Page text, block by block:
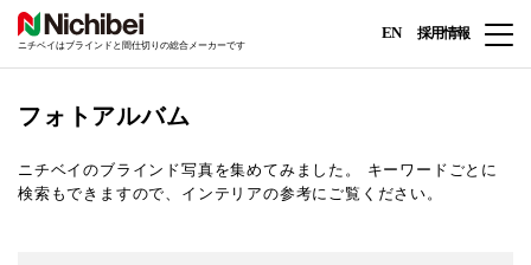
ニチベイはブラインドと間仕切りの総合メーカーです
EN 採用情報
フォトアルバム
ニチベイのブラインド写真を集めてみました。
キーワードごとに
検索もできますので、インテリアの参考にご覧ください。